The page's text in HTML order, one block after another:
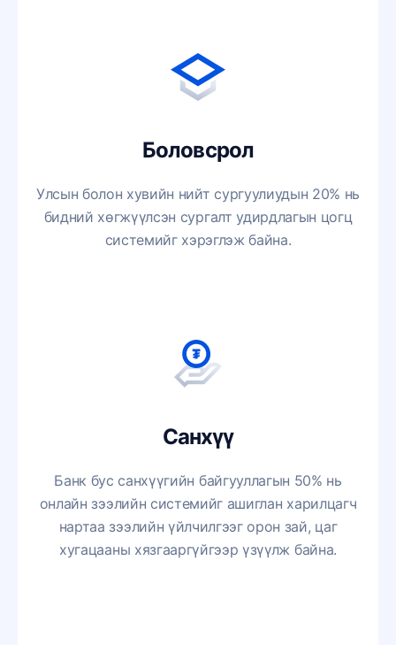
Боловсрол
Улсын болон хувийн нийт сургуулиудын 20% нь
бидний хөгжүүлсэн сургалт удирдлагын цогц
системийг хэрэглэж байна.
Санхүү
Банк бус санхүүгийн байгууллагын 50% нь
онлайн зээлийн системийг ашиглан харилцагч
нартаа зээлийн үйлчилгээг орон зай, цаг
хугацааны хязгааргүйгээр үзүүлж байна.